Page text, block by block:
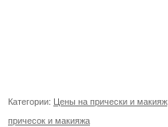
Категории: Цены на прически и макияж
причесок и макияжа